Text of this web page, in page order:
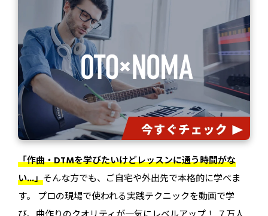
「作曲・DTMを学びたいけどレッスンに通う時間がな
い...」そんな方でも、ご自宅や外出先で本格的に学べま
す。 プロの現場で使われる実践テクニックを動画で学